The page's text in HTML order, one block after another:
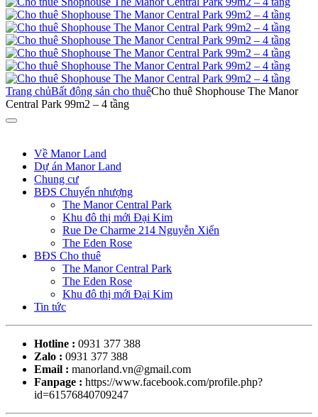
Trang chủBất động sản cho thuêCho thuê Shophouse The Manor
Central Park 99m2 – 4 tầng
Về Manor Land
Dự án Manor Land
Chung cư
BĐS Chuyển nhượng
The Manor Central Park
Khu đô thị mới Đại Kim
Rue De Charme 214 Nguyễn Xiển
The Eden Rose
BĐS Cho thuê
The Manor Central Park
The Eden Rose
Khu đô thị mới Đại Kim
Tin tức
Hotline : 0931 377 388
Zalo : 0931 377 388
Email : manorland.vn@gmail.com
Fanpage : https://www.facebook.com/profile.php?
id=61576840709247